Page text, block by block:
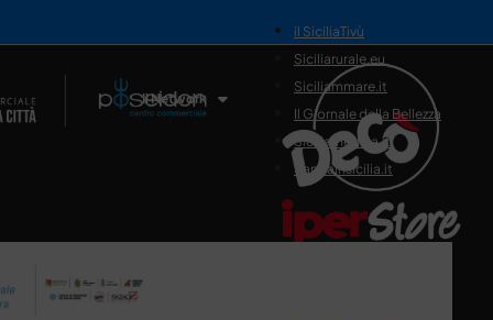
Il Network
il SiciliaTivù
Siciliarurale.eu
Siciliammare.it
Il Giornale della Bellezza
Siciliamedica.it
Sanitainsicilia.it